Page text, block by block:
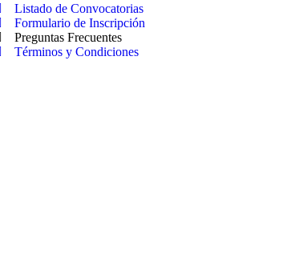
Listado de Convocatorias
Formulario de Inscripción
Preguntas Frecuentes
Términos y Condiciones